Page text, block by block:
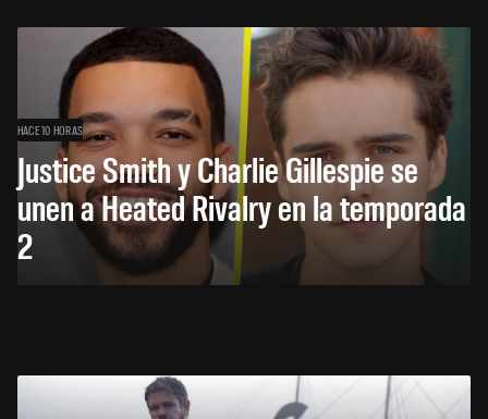
HACE 10 HORAS
Justice Smith y Charlie Gillespie se
unen a Heated Rivalry en la temporada
2